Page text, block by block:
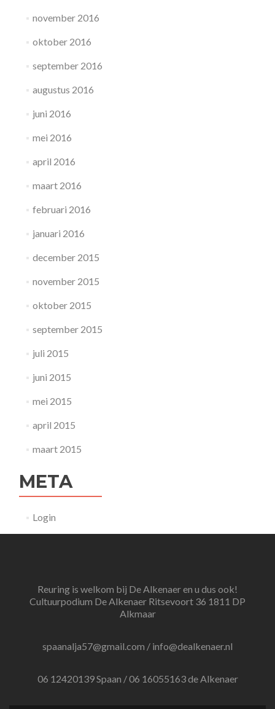
november 2016
oktober 2016
september 2016
augustus 2016
juni 2016
mei 2016
april 2016
maart 2016
februari 2016
januari 2016
december 2015
november 2015
oktober 2015
september 2015
juli 2015
juni 2015
mei 2015
april 2015
maart 2015
META
Login
Reuring is welkom bij De Alkenaer en u dus ook!
Cultuurpodium De Alkenaer Ritsevoort 36 1811 DP
Alkmaar
spaanalja57@gmail.com / info@dealkenaer.nl
06 12420139 Spaan / 06 16055163 de Alkenaer